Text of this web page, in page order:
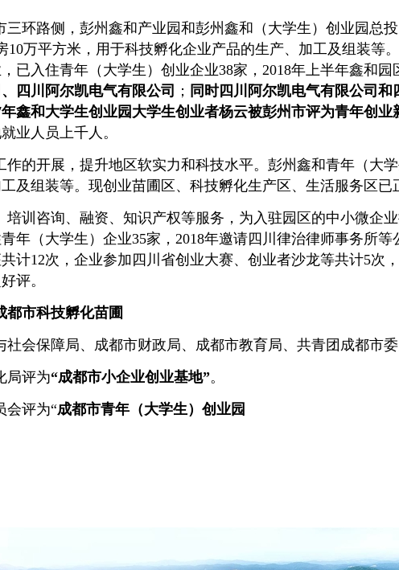
环路侧，彭州鑫和产业园和彭州鑫和（大学生）创业园总
10万平方米，用于科技孵化企业产品的生产、加工及组装等。
已入住青年（大学生）创业企业38家， 2018年上半年鑫和园
四川阿尔凯电气有限公司
； 同时四川阿尔凯电气有限公司
年鑫和大学生创业园大学生创业者杨云被彭州市评为青年创业
业人员上千人。
的开展，提升地区软实力和科技水平。彭州鑫和青年（大
及组装等。现创业苗圃区、科技孵化生产区、生活服务区已
训咨询、融资、知识产权等服务，为入驻园区的中小微企
年（大学生）企业35家， 2018年邀请四川律治律师事务所
计12次，企业参加四川省创业大赛、创业者沙龙等共计5次
评。
都市科技孵化苗圃
会保障局、成都市财政局、成都市教育局、共青团成都市
局评为“成都市小企业创业基地”。
会评为“成都市青年（大学生）创业园